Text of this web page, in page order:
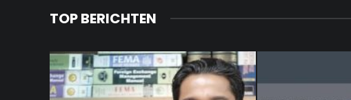
TOP BERICHTEN